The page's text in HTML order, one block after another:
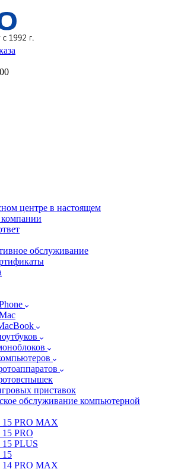
центре в настоящем
обслуживание
приставок
обслуживание компьютерной
PRO MAX
PRO
PLUS
15
PRO MAX